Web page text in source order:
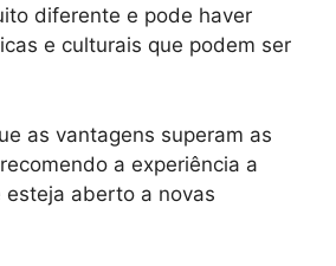
diferente e pode haver
e culturais que podem ser
as vantagens superam as
a experiência a
esteja aberto a novas